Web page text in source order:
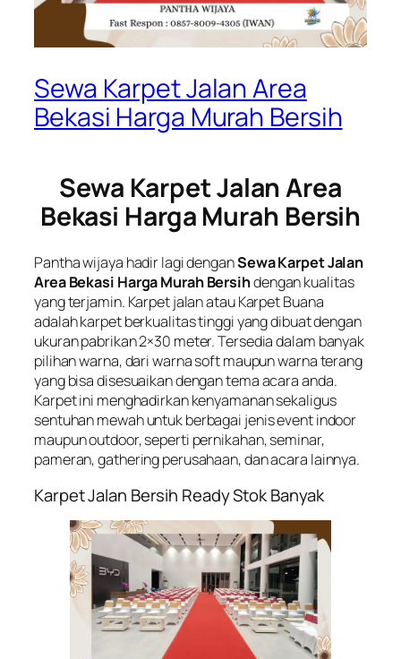
Sewa Karpet Jalan Area
Bekasi Harga Murah Bersih
Sewa Karpet Jalan Area
Bekasi Harga Murah Bersih
Pantha wijaya hadir lagi denganSewa Karpet Jalan
Area Bekasi Harga Murah Bersihdengan kualitas
yang terjamin. Karpet jalan atau Karpet Buana
adalah karpet berkualitas tinggi yang dibuat dengan
ukuran pabrikan 2×30 meter. Tersedia dalam banyak
pilihan warna, dari warna soft maupun warna terang
yang bisa disesuaikan dengan tema acara anda.
Karpet ini menghadirkan kenyamanan sekaligus
sentuhan mewah untuk berbagai jenis event indoor
maupun outdoor, seperti pernikahan, seminar,
pameran, gathering perusahaan, dan acara lainnya.
Karpet Jalan Bersih Ready Stok Banyak